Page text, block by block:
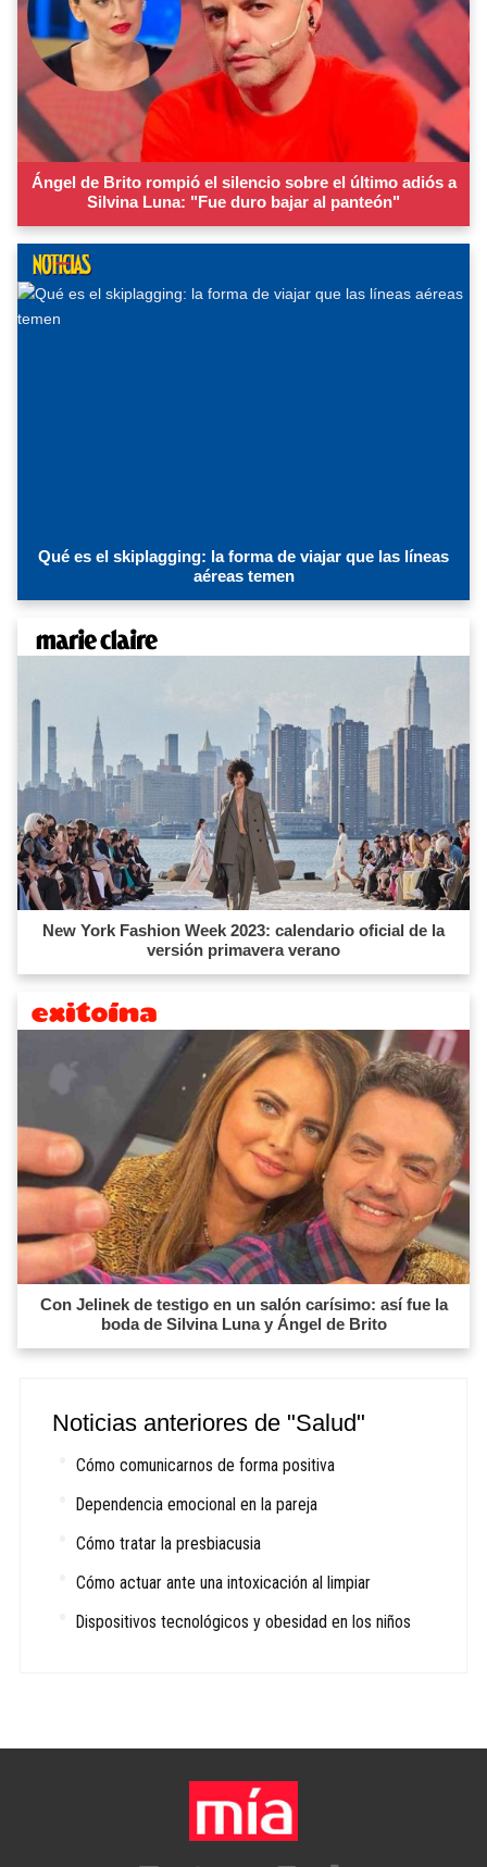
Ángel de Brito rompió el silencio sobre el último adiós a
Silvina Luna: "Fue duro bajar al panteón"
Qué es el skiplagging: la forma de viajar que las líneas
aéreas temen
New York Fashion Week 2023: calendario oficial de la
versión primavera verano
Con Jelinek de testigo en un salón carísimo: así fue la
boda de Silvina Luna y Ángel de Brito
Noticias anteriores de "Salud"
Cómo comunicarnos de forma positiva
Dependencia emocional en la pareja
Cómo tratar la presbiacusia
Cómo actuar ante una intoxicación al limpiar
Dispositivos tecnológicos y obesidad en los niños